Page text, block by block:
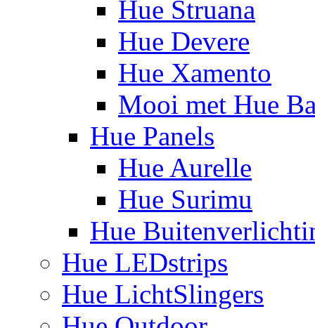
Hue Struana
Hue Devere
Hue Xamento
Mooi met Hue
Hue Panels
Hue Aurelle
Hue Surimu
Hue
Hue LEDstrips
Hue LichtSlingers